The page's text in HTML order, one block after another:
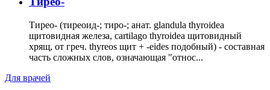
Тирео- (тиреоид-; тиро-; анат. glandula thyroidea
щитовидная железа, cartilago thyroidea щитовидный
хрящ, от греч. thyreos щит + -eides подобный) - составная
часть сложных слов, означающая "относ...
Для врачей